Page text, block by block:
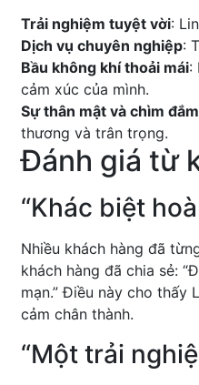
Trải nghiệm tuyệt vời:
Dịch vụ chuyên nghiệp:
Bầu không khí thoải mái:
cảm xúc của mình.
Sự thân mật và chìm đắm
thương và trân trọng.
Đánh giá từ
“Khác biệt
Nhiều khách hàng đã
khách hàng đã chia sẻ:
mạn.” Điều này cho thấy
cảm chân thành.
“Một trải